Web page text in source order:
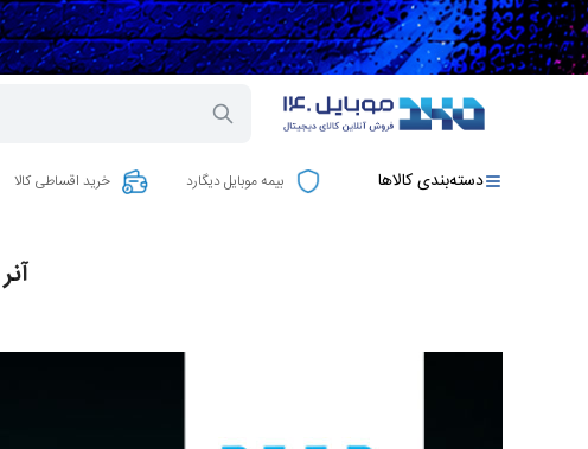
دسته‌بندی کالاها بیمه موبایل دیگارد خرید اقساطی کالا
آنر Magic V5 با باتری 6100 میلی‌آمپر در راه است